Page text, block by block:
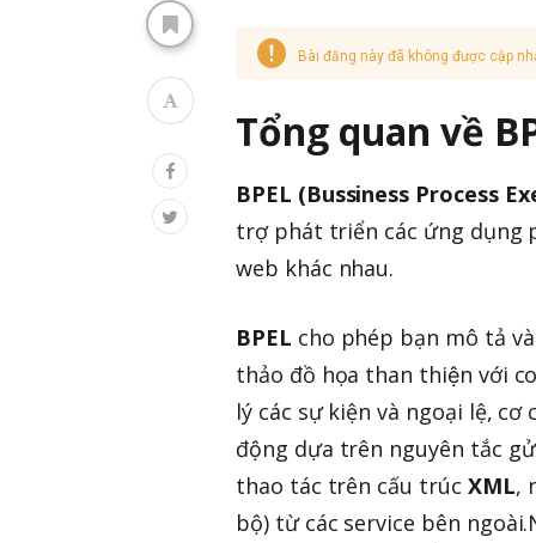
Bài đăng này đã không được cập
Tổng quan về
BPEL (Bussiness Process
trợ phát triển các ứng dụng
web khác nhau.
BPEL cho phép bạn mô tả
thảo đồ họa than thiện với
lý các sự kiện và ngoại lệ,
động dựa trên nguyên tắc
thao tác trên cấu trúc XML,
bộ) từ các service bên